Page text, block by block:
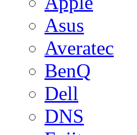
Asus
Averatec
BenQ
Dell
DNS